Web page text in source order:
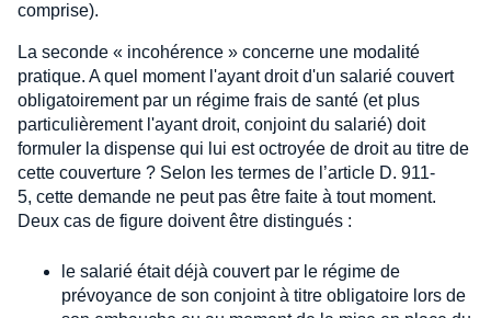
comprise).
La seconde « incohérence » concerne une modalité
pratique. A quel moment l'ayant droit d'un salarié couvert
obligatoirement par un régime frais de santé (et plus
particulièrement l'ayant droit, conjoint du salarié) doit
formuler la dispense qui lui est octroyée de droit au titre de
cette couverture ? Selon les termes de l’article D. 911-
5, cette demande ne peut pas être faite à tout moment.
Deux cas de figure doivent être distingués :
le salarié était déjà couvert par le régime de
prévoyance de son conjoint à titre obligatoire lors de